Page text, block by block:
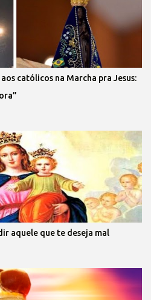
católicos na Marcha pra Jesus:
aquele que te deseja mal